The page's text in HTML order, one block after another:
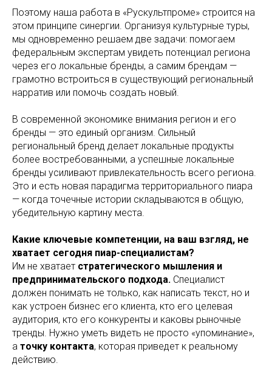
Поэтому наша работа в «Рускультпроме» строится на
этом принципе синергии. Организуя культурные туры,
мы одновременно решаем две задачи: помогаем
федеральным экспертам увидеть потенциал региона
через его локальные бренды, а самим брендам —
грамотно встроиться в существующий региональный
нарратив или помочь создать новый.
В современной экономике внимания регион и его
бренды — это единый организм. Сильный
региональный бренд делает локальные продукты
более востребованными, а успешные локальные
бренды усиливают привлекательность всего региона.
Это и есть новая парадигма территориального пиара
— когда точечные истории складываются в общую,
убедительную картину места.
Какие ключевые компетенции, на ваш взгляд, не
хватает сегодня пиар-специалистам?
Им не хватает стратегического мышления и
предпринимательского подхода. Специалист
должен понимать не только, как написать текст, но и
как устроен бизнес его клиента, кто его целевая
аудитория, кто его конкуренты и каковы рыночные
тренды. Нужно уметь видеть не просто «упоминание»,
а точку контакта, которая приведет к реальному
действию.